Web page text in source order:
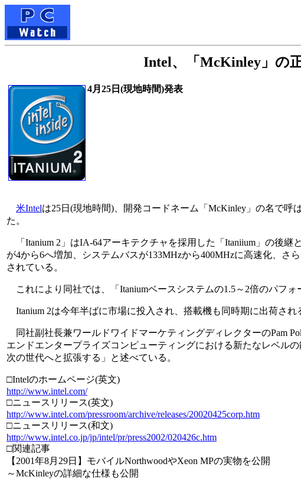
Intel、「McKinley」の
4月25日(現地時間)発表
米Intelは25日(現地時間)、開発コードネーム「McKinley」の名で呼
た。
「Itanium 2」はIA-64アーキテクチャを採用した「Itaniium」の後継
が4から6へ増加、システムバスが133MHzから400MHzに高速化、さ
されている。
これにより同社では、「Itaniumベースシステムの1.5～2倍のパフォ
Itanium 2は今年半ばに市場に投入され、搭載機も同時期に出荷され
同社副社長兼ワールドワイドマーケティングディレクターのPam
エンドエンタープライズコンピューティングにおける新たなレベル
次の世代へと拡張する」と述べている。
□Intelのホームページ(英文)
http://www.intel.com/
□ニュースリリース(英文)
http://www.intel.com/pressroom/archive/releases/20020425corp.htm
□ニュースリリース(和文)
http://www.intel.co.jp/jp/intel/pr/press2002/020426c.htm
□関連記事
【2001年8月29日】モバイルNorthwoodやXeon MPの実物を公開
～McKinleyの詳細な仕様も公開